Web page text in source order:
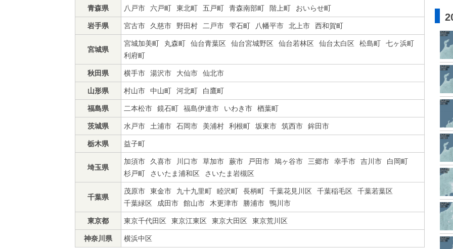
青森県 八戸市 六戸町 東北町 五戸町 青森南部町 階上町 おいらせ町
岩手県 宮古市 久慈市 野田村 二戸市 雫石町 八幡平市 北上市 西和賀町
宮城県
宮城加美町 丸森町 仙台青葉区 仙台宮城野区 仙台若林区 仙台太白区 松島町
七ヶ浜町
利府町
秋田県 横手市 湯沢市 大仙市 仙北市
山形県 村山市 中山町 河北町 白鷹町
福島県 二本松市 鏡石町 福島伊達市 いわき市 楢葉町
茨城県 水戸市 土浦市 石岡市 美浦村 利根町 坂東市 筑西市 鉾田市
栃木県 益子町
埼玉県
加須市 久喜市 川口市 草加市 蕨市 戸田市 鳩ヶ谷市 三郷市 幸手市 吉川市
白岡町
杉戸町
さいたま浦和区 さいたま岩槻区
千葉県
茂原市 東金市 九十九里町 睦沢町 長柄町 千葉花見川区 千葉稲毛区
千葉若葉区
千葉緑区
成田市 館山市 木更津市 勝浦市 鴨川市
東京都 東京千代田区 東京江東区 東京大田区 東京荒川区
神奈川県 横浜中区